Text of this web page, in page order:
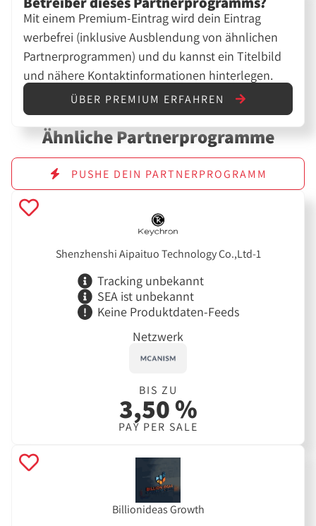
Mit einem Premium-Eintrag wird dein Eintrag
werbefrei (inklusive Ausblendung von ähnlichen
Partnerprogrammen) und du kannst ein Titelbild
und nähere Kontaktinformationen hinterlegen.
ÜBER PREMIUM ERFAHREN
Ähnliche Partnerprogramme
PUSHE DEIN PARTNERPROGRAMM
Shenzhenshi Aipaituo Technology Co.,Ltd-1
Tracking unbekannt
SEA ist unbekannt
Keine Produktdaten-Feeds
Netzwerk
BIS ZU
3,50 %
PAY PER SALE
Billionideas Growth